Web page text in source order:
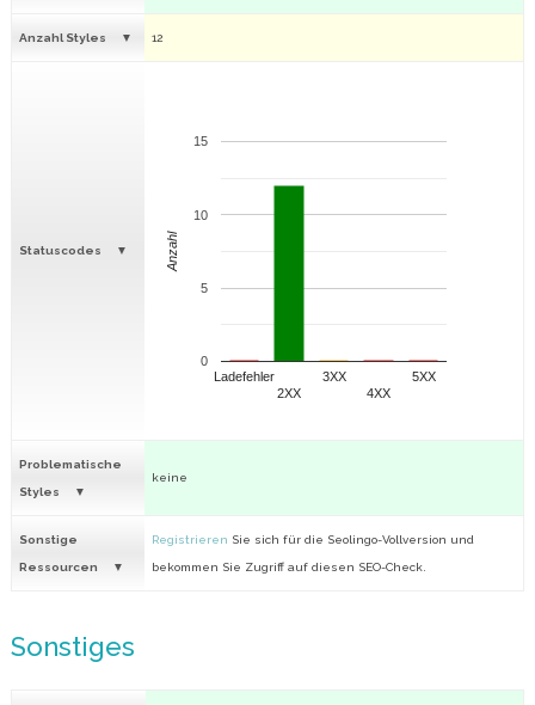
Anzahl Styles 12
Statuscodes
Ladefehler
2XX
3XX
4XX
5XX
0
5
10
15
Anzahl
Problematische
Styles
keine
Sonstige
Ressourcen
Registrieren Sie sich für die Seolingo-Vollversion und
bekommen Sie Zugriff auf diesen SEO-Check.
Sonstiges